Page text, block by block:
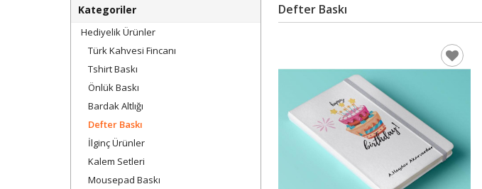
Kategoriler
Hediyelik Ürünler
Türk Kahvesi Fincanı
Tshirt Baskı
Önlük Baskı
Bardak Altlığı
Defter Baskı
İlginç Ürünler
Kalem Setleri
Mousepad Baskı
Defter Baskı